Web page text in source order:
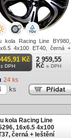
kola Racing Line BY980,
4x100 ET40, černá +
Kč
DPH
2 959,55
Kč s DPH
24 ks
ks
kola Racing Line
16x6.5 4x100
černá + leštění